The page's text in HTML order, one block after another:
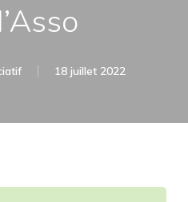
18 juillet 2022